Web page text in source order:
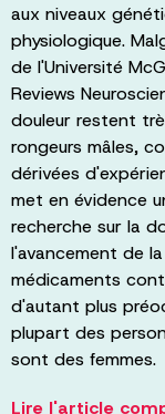
aux niveaux
physiologique.
de l'Université
Reviews
douleur restent
rongeurs mâles,
dérivées
met en évidence
recherche sur la
l'avancement de
médicaments
d'autant plus
plupart des
sont des femmes.
Lire l'article